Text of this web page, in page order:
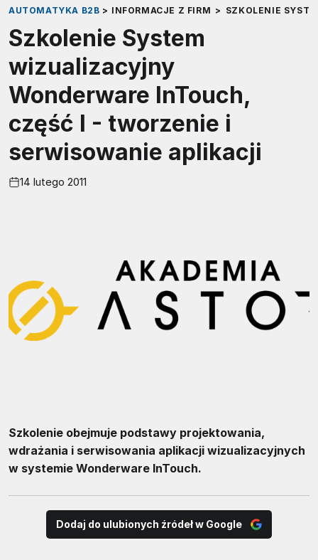
AUTOMATYKA B2B > INFORMACJE Z FIRM > SZKOLENIE
Szkolenie System
wizualizacyjny
Wonderware InTouch,
część I - tworzenie i
serwisowanie aplikacji
14 lutego 2011
Szkolenie obejmuje podstawy projektowania,
wdrażania i serwisowania aplikacji wizualizacyjnych
w systemie Wonderware InTouch.
Dodaj do ulubionych źródeł w Google